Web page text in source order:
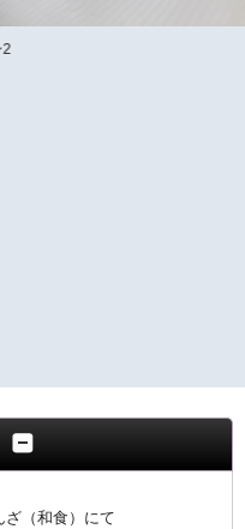
ざ（和食）にて